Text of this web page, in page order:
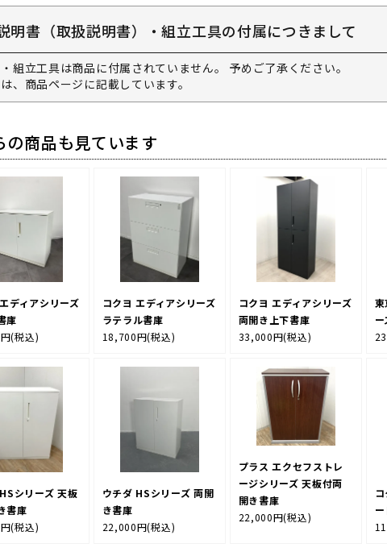
明書（取扱説明書）・組立工具の付属につきまして
組立工具は商品に付属されていません。 予めご了承ください。
、商品ページに記載しています。
の商品も見ています
ディアシリーズ
庫
(税込)
コクヨ エディアシリーズ
ラテラル書庫
18,700円(税込)
コクヨ エディアシリーズ
両開き上下書庫
33,000円(税込)
シリーズ 天板
書庫
(税込)
ウチダ HSシリーズ 両開
き書庫
22,000円(税込)
プラス エクセフストレ
ージシリーズ 天板付両
開き書庫
22,000円(税込)